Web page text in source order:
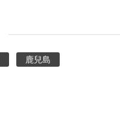
鹿兒島